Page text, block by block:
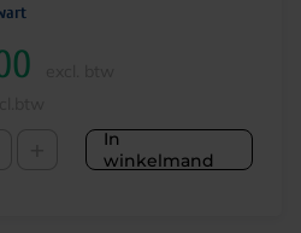
In
winkelmand